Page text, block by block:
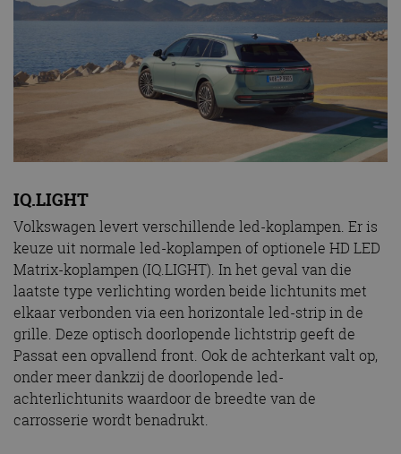
IQ.LIGHT
Volkswagen levert verschillende led-koplampen. Er is
keuze uit normale led-koplampen of optionele HD LED
Matrix-koplampen (IQ.LIGHT). In het geval van die
laatste type verlichting worden beide lichtunits met
elkaar verbonden via een horizontale led-strip in de
grille. Deze optisch doorlopende lichtstrip geeft de
Passat een opvallend front. Ook de achterkant valt op,
onder meer dankzij de doorlopende led-
achterlichtunits waardoor de breedte van de
carrosserie wordt benadrukt.